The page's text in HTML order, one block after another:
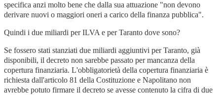
specifica anzi molto bene che dalla sua attuazione "non devono
derivare nuovi o maggiori oneri a carico della finanza pubblica".
Quindi i due miliardi per ILVA e per Taranto dove sono?
Se fossero stati stanziati due miliardi aggiuntivi per Taranto, già
disponibili, il decreto non sarebbe passato per mancanza della
copertura finanziaria. L'obbligatorietà della copertura finanziaria è
richiesta dall'articolo 81 della Costituzione e Napolitano non
avrebbe potuto firmare il decreto se avesse contenuto la cifra di due